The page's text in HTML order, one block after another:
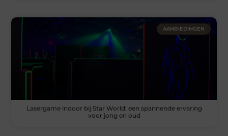
AANBIEDINGEN
Lasergame indoor bij Star World: een spannende ervaring
voor jong en oud